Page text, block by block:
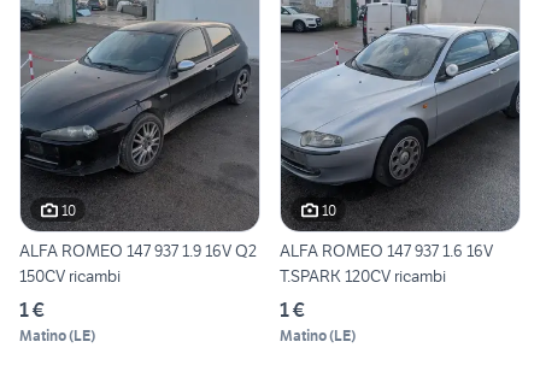
10
ALFA ROMEO 147 937 1.9 16V Q2
150CV ricambi
1 €
Matino(LE)
10
ALFA ROMEO 147 937 1.6 16V
T.SPARK 120CV ricambi
1 €
Matino(LE)